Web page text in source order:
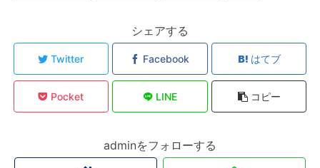
シェアする
Twitter Facebook はてブ
Pocket LINE コピー
adminをフォローする